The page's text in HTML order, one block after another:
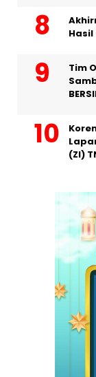
Hasil
Tim
(ZI)